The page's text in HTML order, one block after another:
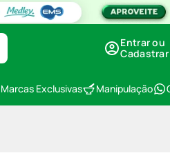
Entrar ou
Cadastrar
Marcas Exclusivas Manipulação